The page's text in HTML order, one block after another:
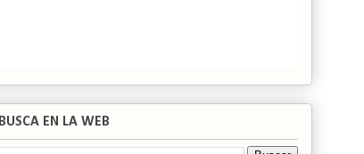
BUSCA EN LA WEB